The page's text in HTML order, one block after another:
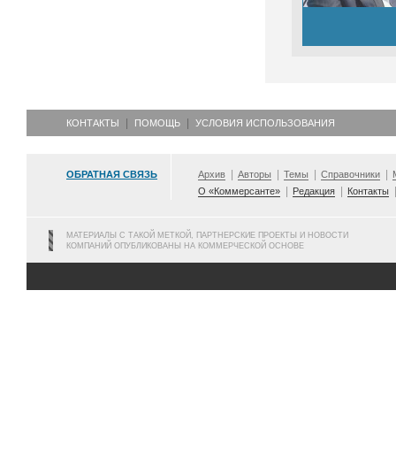
КОНТАКТЫ ПОМОЩЬ УСЛОВИЯ ИСПОЛЬЗОВАНИЯ
ОБРАТНАЯ СВЯЗЬ Архив Авторы Темы Справочники
О «Коммерсанте»
Редакция Контакты
МАТЕРИАЛЫ С ТАКОЙ МЕТКОЙ, ПАРТНЕРСКИЕ ПРОЕКТЫ И НОВОСТИ
КОМПАНИЙ ОПУБЛИКОВАНЫ НА КОММЕРЧЕСКОЙ ОСНОВЕ